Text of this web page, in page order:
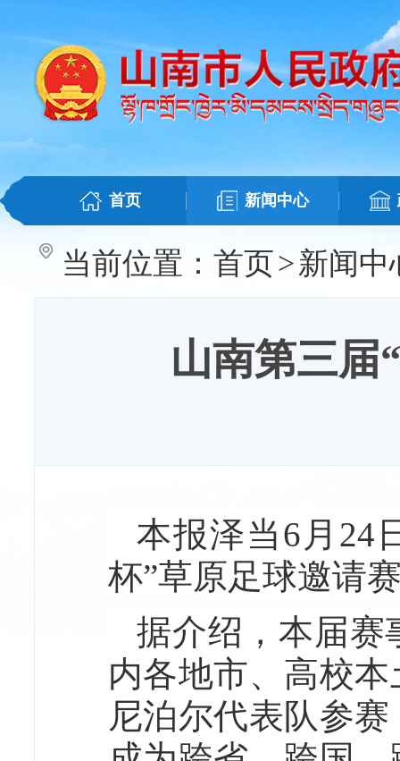
首页 新闻中心
当前位置： 首页>新闻中
山南第三届
本报泽当6月24
杯”草原足球邀请
据介绍，本届赛
内各地市、高校
尼泊尔代表队参